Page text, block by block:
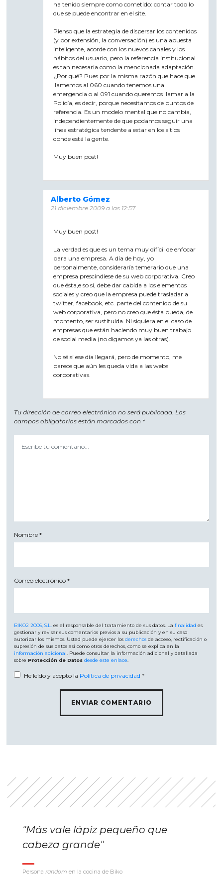
ha tenido siempre como cometido: contar todo lo
que se puede encontrar en el site.
Pienso que la estrategia de dispersar los contenidos
(y por extensión, la conversación) es una apuesta
inteligente, acorde con los nuevos canales y los
hábitos del usuario, pero la referencia institucional
es tan necesaria como la mencionada adaptación.
¿Por qué? Pues por la misma razón que hace que
llamemos al 060 cuando tenemos una
emergencia o al 091 cuando queremos llamar a la
Policía, es decir, porque necesitamos de puntos de
referencia. Es un modelo mental que no cambia,
independientemente de que podamos seguir una
línea estratégica tendente a estar en los sitios
donde está la gente.
Muy buen post!
Alberto Gómez
21 diciembre 2009 a las 12:57
Muy buen post!
La verdad es que es un tema muy difícil de enfocar
para una empresa. A día de hoy, yo
personalmente, consideraría temerario que una
empresa prescindiese de su web corporativa. Creo
que ésta,e so sí, debe dar cabida a los elementos
sociales y creo que la empresa puede trasladar a
twitter, facebook, etc. parte del contenido de su
web corporativa, pero no creo que ésta pueda, de
momento, ser sustituida. Ni siquiera en el caso de
empresas que están haciendo muy buen trabajo
de social media (no digamos ya las otras).
No sé si ese día llegará, pero de momento, me
parece que aún les queda vida a las webs
corporativas.
Tu dirección de correo electrónico no será publicada. Los
campos obligatorios están marcados con *
Nombre*
Correo electrónico*
BIKO2 2006, S.L. es el responsable del tratamiento de sus datos. Lafinalidad es
gestionar y revisar sus comentarios previos a su publicación y en su caso
autorizar los mismos. Usted puede ejercer losderechos de acceso, rectificación o
supresión de sus datos así como otros derechos, como se explica en la
información adicional
. Puede consultar la información adicional y detallada
sobre Protección de Datos desde este enlace
He leído y acepto la Política de privacidad *
"Más vale lápiz pequeño que
cabeza grande"
Persona random en la cocina de Biko